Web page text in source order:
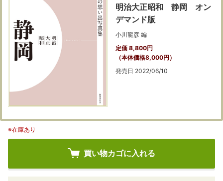
明治大正昭和 静岡 オン
デマンド版
小川龍彦 編
定価 8,800円
（本体価格8,000円）
発売日 2022/06/10
※在庫あり
買い物カゴに入れる